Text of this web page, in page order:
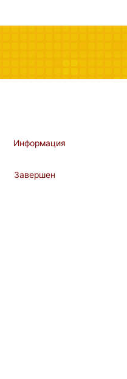
Информация
Завершен